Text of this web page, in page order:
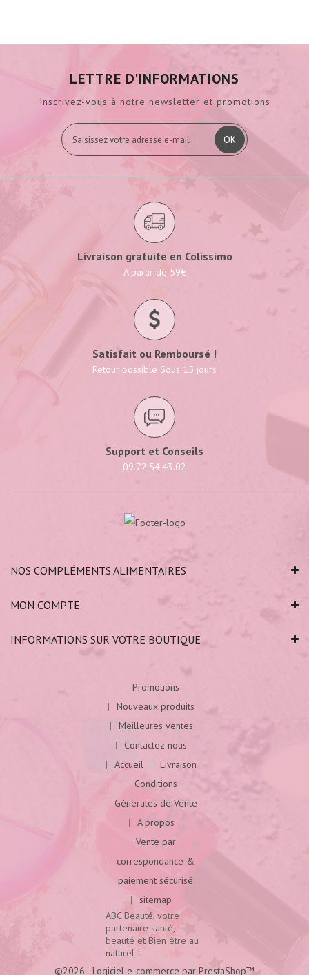
LETTRE D'INFORMATIONS
Inscrivez-vous à notre newsletter et promotions
OK
Livraison gratuite en Colissimo
A partir de 59€
Satisfait ou Remboursé !
Retour possible Sous 15 jours
Support et Conseils
09.72.54.43.02
NOS COMPLÉMENTS ALIMENTAIRES
MON COMPTE
INFORMATIONS SUR VOTRE BOUTIQUE
Promotions
Nouveaux produits
Meilleures ventes
Contactez-nous
Accueil
Livraison
Conditions
Générales de Vente
A propos
Vente par
correspondance &
paiement sécurisé
sitemap
ABC Beauté, votre
partenaire santé,
beauté et Bien être au
naturel !
©2026 - Logiciel e-commerce par PrestaShop™